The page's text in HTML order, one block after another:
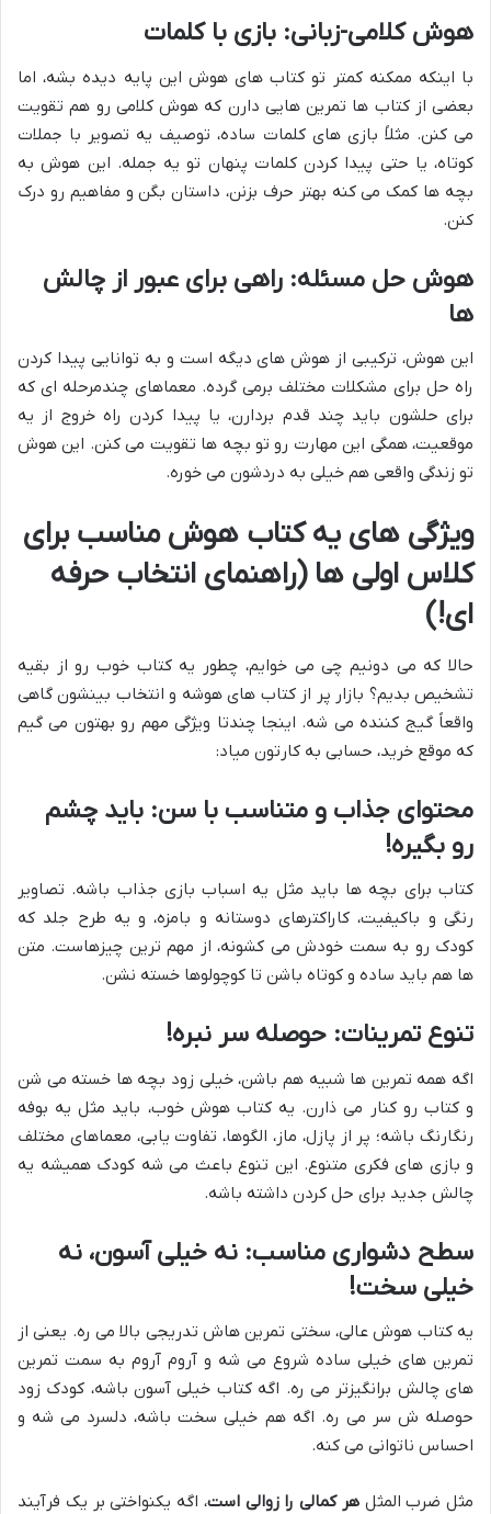
هوش کلامی-زبانی: بازی با کلمات
با اینکه ممکنه کمتر تو کتاب های هوش این پایه دیده بشه، اما
بعضی از کتاب ها تمرین هایی دارن که هوش کلامی رو هم تقویت
می کنن. مثلاً بازی های کلمات ساده، توصیف یه تصویر با جملات
کوتاه، یا حتی پیدا کردن کلمات پنهان تو یه جمله. این هوش به
بچه ها کمک می کنه بهتر حرف بزنن، داستان بگن و مفاهیم رو درک
کنن.
هوش حل مسئله: راهی برای عبور از چالش
ها
این هوش، ترکیبی از هوش های دیگه است و به توانایی پیدا کردن
راه حل برای مشکلات مختلف برمی گرده. معماهای چندمرحله ای که
برای حلشون باید چند قدم بردارن، یا پیدا کردن راه خروج از یه
موقعیت، همگی این مهارت رو تو بچه ها تقویت می کنن. این هوش
تو زندگی واقعی هم خیلی به دردشون می خوره.
ویژگی های یه کتاب هوش مناسب برای
کلاس اولی ها (راهنمای انتخاب حرفه
ای!)
حالا که می دونیم چی می خوایم، چطور یه کتاب خوب رو از بقیه
تشخیص بدیم؟ بازار پر از کتاب های هوشه و انتخاب بینشون گاهی
واقعاً گیج کننده می شه. اینجا چندتا ویژگی مهم رو بهتون می گیم
که موقع خرید، حسابی به کارتون میاد:
محتوای جذاب و متناسب با سن: باید چشم
رو بگیره!
کتاب برای بچه ها باید مثل یه اسباب بازی جذاب باشه. تصاویر
رنگی و باکیفیت، کاراکترهای دوستانه و بامزه، و یه طرح جلد که
کودک رو به سمت خودش می کشونه، از مهم ترین چیزهاست. متن
ها هم باید ساده و کوتاه باشن تا کوچولوها خسته نشن.
تنوع تمرینات: حوصله سر نبره!
اگه همه تمرین ها شبیه هم باشن، خیلی زود بچه ها خسته می شن
و کتاب رو کنار می ذارن. یه کتاب هوش خوب، باید مثل یه بوفه
رنگارنگ باشه؛ پر از پازل، ماز، الگوها، تفاوت یابی، معماهای مختلف
و بازی های فکری متنوع. این تنوع باعث می شه کودک همیشه یه
چالش جدید برای حل کردن داشته باشه.
سطح دشواری مناسب: نه خیلی آسون، نه
خیلی سخت!
یه کتاب هوش عالی، سختی تمرین هاش تدریجی بالا می ره. یعنی از
تمرین های خیلی ساده شروع می شه و آروم آروم به سمت تمرین
های چالش برانگیزتر می ره. اگه کتاب خیلی آسون باشه، کودک زود
حوصله ش سر می ره. اگه هم خیلی سخت باشه، دلسرد می شه و
احساس ناتوانی می کنه.
مثل ضرب المثلهر کمالی را زوالی است، اگه یکنواختی بر یک فرآیند